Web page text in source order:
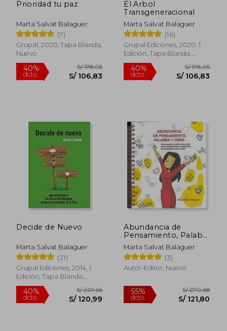
Prioridad tu paz
Marta Salvat Balaguer
(7)
Grupal, 2020, Tapa Blanda,
Nuevo
40%
S/ 106,83
El Arbol
Transgeneracional
Marta Salvat Balaguer
(16)
Grupal Ediciones, 2020, 1
Edición, Tapa Blanda,
Nuevo
40%
dcto. S/
Decide de Nuevo
Marta Salvat Balaguer
(21)
Grupal Ediciones, 2014, 1
Edición, Tapa Blanda,
Nuevo
Abundancia de
Pensamiento, Palabra
y Obra
Marta Salvat Balaguer
(3)
Autor-Editor, Nuevo